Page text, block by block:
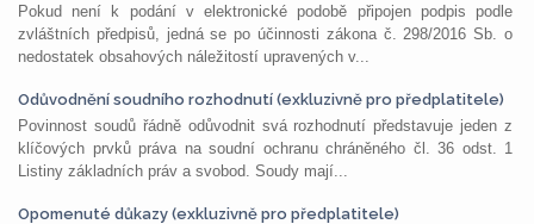
Pokud není k podání v elektronické podobě připojen podpis podle
zvláštních předpisů, jedná se po účinnosti zákona č. 298/2016 Sb. o
nedostatek obsahových náležitostí upravených v...
Odůvodnění soudního rozhodnutí (exkluzivně pro předplatitele)
Povinnost soudů řádně odůvodnit svá rozhodnutí představuje jeden z
klíčových prvků práva na soudní ochranu chráněného čl. 36 odst. 1
Listiny základních práv a svobod. Soudy mají...
Opomenuté důkazy (exkluzivně pro předplatitele)